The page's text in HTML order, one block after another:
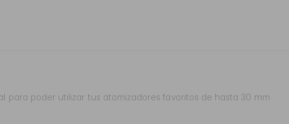
para poder utilizar tus atomizadores favoritos de hasta 30 mm